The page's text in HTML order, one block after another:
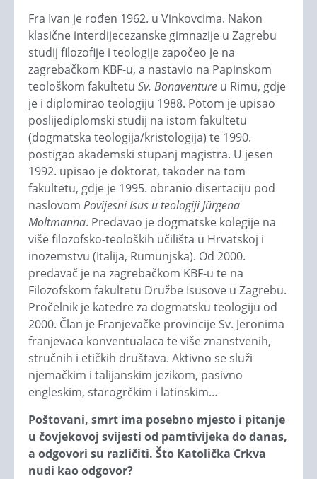
Fra Ivan je rođen 1962. u Vinkovcima. Nakon
klasične interdijecezanske gimnazije u Zagrebu
studij filozofije i teologije započeo je na
zagrebačkom KBF-u, a nastavio na Papinskom
teološkom fakultetu Sv. Bonaventure u Rimu, gdje
je i diplomirao teologiju 1988. Potom je upisao
poslijediplomski studij na istom fakultetu
(dogmatska teologija/kristologija) te 1990.
postigao akademski stupanj magistra. U jesen
1992. upisao je doktorat, također na tom
fakultetu, gdje je 1995. obranio disertaciju pod
naslovom Povijesni Isus u teologiji Jürgena
Moltmanna. Predavao je dogmatske kolegije na
više filozofsko-teoloških učilišta u Hrvatskoj i
inozemstvu (Italija, Rumunjska). Od 2000.
predavač je na zagrebačkom KBF-u te na
Filozofskom fakultetu Družbe Isusove u Zagrebu.
Pročelnik je katedre za dogmatsku teologiju od
2000. Član je Franjevačke provincije Sv. Jeronima
franjevaca konventualaca te više znanstvenih,
stručnih i etičkih društava. Aktivno se služi
njemačkim i talijanskim jezikom, pasivno
engleskim, starogrčkim i latinskim…
Poštovani, smrt ima posebno mjesto i pitanje
u čovjekovoj svijesti od pamtivijeka do danas,
a odgovori su različiti. Što Katolička Crkva
nudi kao odgovor?